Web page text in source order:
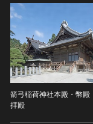
箭弓稲荷神社本殿・幣殿
拝殿
三国 [中国]
晋 [中国]
五胡十六国 [
南北朝（六朝
隋 [中国]
デザイン
書
その他
考古資料
石器・石製品
民俗文化財(
民俗文化財(
記念物(史跡)
記念物(名勝)
記念物(天然
NO
NO
作権なし-非
NO
NO